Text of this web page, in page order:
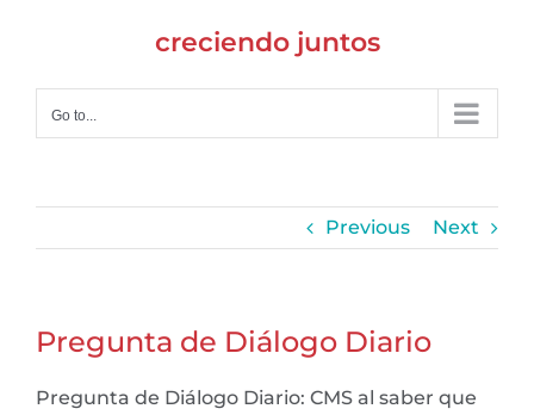
creciendo juntos
Go to...
Previous Next
Pregunta de Diálogo Diario
Pregunta de Diálogo Diario: CMS al saber que